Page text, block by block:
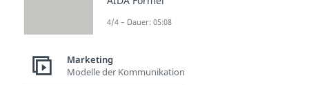
4/4 – Dauer: 05:08
Marketing
Modelle der Kommunikation